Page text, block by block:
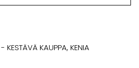
KESTÄVÄ KAUPPA KENIA